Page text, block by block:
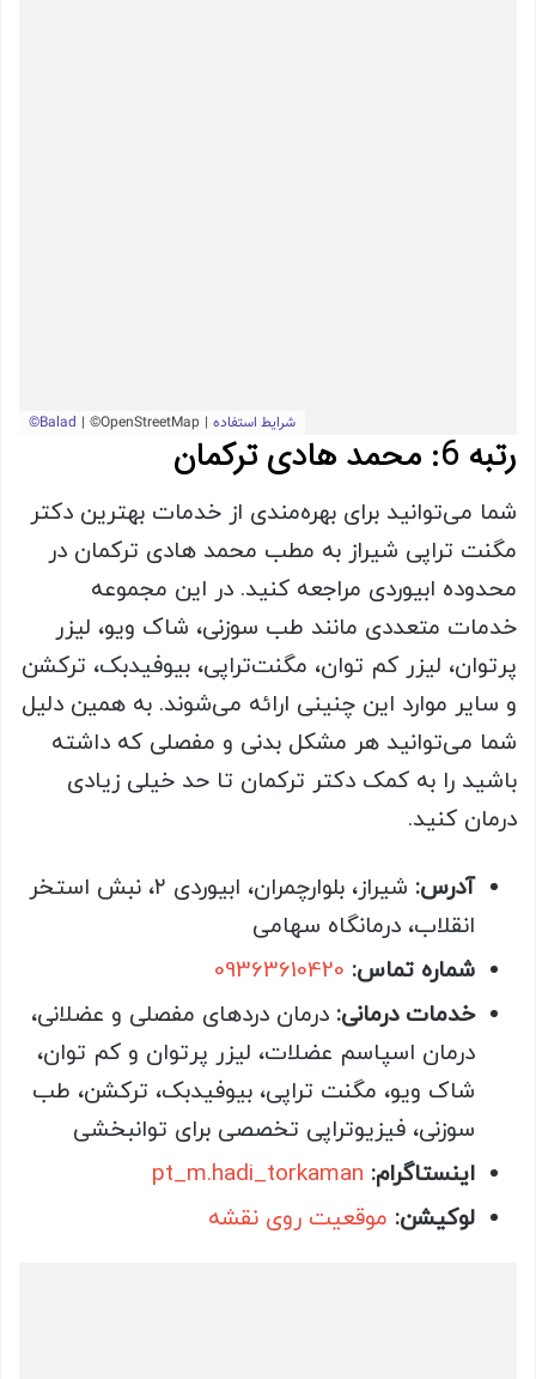
رتبه 6: محمد هادی ترکمان
شما می‌توانید برای بهره‌مندی از خدمات بهترین دکتر
مگنت تراپی شیراز به مطب محمد هادی ترکمان در
محدوده ابیوردی مراجعه کنید. در این مجموعه
خدمات متعددی مانند طب سوزنی، شاک ویو، لیزر
پرتوان، لیزر کم توان، مگنت‌تراپی، بیوفیدبک، ترکشن
و سایر موارد این چنینی ارائه می‌شوند. به همین دلیل
شما می‌توانید هر مشکل بدنی و مفصلی که داشته
باشید را به کمک دکتر ترکمان تا حد خیلی زیادی
درمان کنید.
آدرس:
شیراز، بلوارچمران، ابیوردی ۲، نبش استخر
انقلاب، درمانگاه سهامی
شماره تماس: 09363610420
خدمات درمانی: درمان دردهای مفصلی و عضلانی،
درمان اسپاسم عضلات، لیزر پرتوان و کم توان،
شاک ویو، مگنت تراپی، بیوفیدبک، ترکشن، طب
سوزنی، فیزیوتراپی تخصصی برای توانبخشی
اینستاگرام: pt_m.hadi_torkaman
لوکیشن: موقعیت روی نقشه